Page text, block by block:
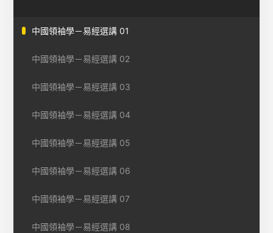
中國領袖學－易經選講 01
中國領袖學－易經選講 02
中國領袖學－易經選講 03
中國領袖學－易經選講 04
中國領袖學－易經選講 05
中國領袖學－易經選講 06
中國領袖學－易經選講 07
中國領袖學－易經選講 08